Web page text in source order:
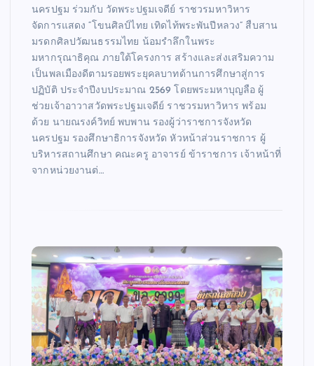
นครปฐม ร่วมกับ วัดพระปฐมเจดีย์ ราชวรมหาวิหาร
จัดการแสดง “โขนศิลป์ไทย เทิดไท้พระพันปีหลวง” สืบสาน
มรดกศิลปวัฒนธรรมไทย น้อมรำลึกในพระ
มหากรุณาธิคุณ ภายใต้โครงการ สร้างและส่งเสริมความ
เป็นพลเมืองดีตามรอยพระยุคลบาทด้านการศึกษาสู่การ
ปฏิบัติ ประจำปีงบประมาณ 2569 โดยพระมหาบุญลือ ผู้
ช่วยเจ้าอาวาสวัดพระปฐมเจดีย์ ราชวรมหาวิหาร พร้อม
ด้วย นายณรงค์วิทย์ พบพาน รองผู้ว่าราชการจังหวัด
นครปฐม รองศึกษาธิการจังหวัด หัวหน้าส่วนราชการ ผู้
บริหารสถานศึกษา คณะครู อาจารย์ ข้าราชการ เจ้าหน้าที่
จากหน่วยงานต่…